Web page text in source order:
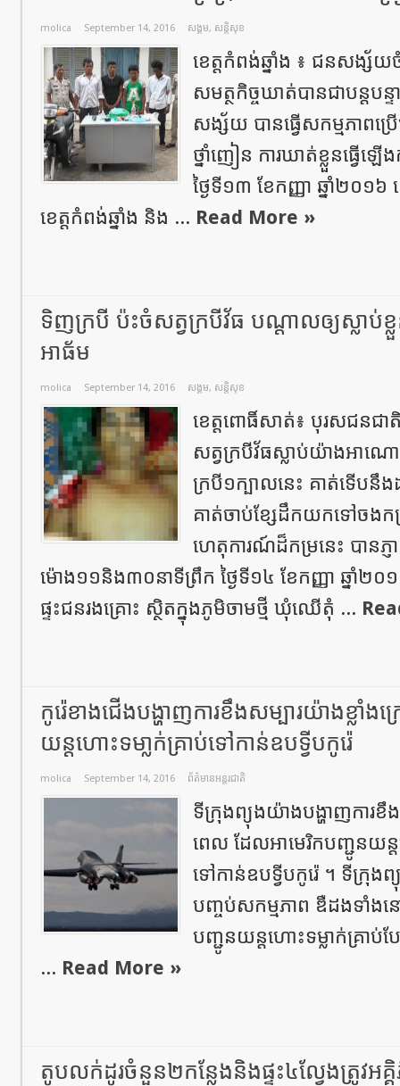
molica September 14, 2016 សង្គម, សន្តិសុខ
ខេត្តកំពង់ឆ្នាំង ៖ ជនសង្ស័យ
សមត្ថកិច្ចឃាត់បានជាបន្តប
សង្ស័យ បានធ្វើសកម្មភាពប្
ថ្នាំញៀន ការឃាត់ខ្លួនធ្វើ
ថ្ងៃទី១៣ ខែកញ្ញា ឆ្នាំ២០
ខេត្តកំពង់ឆ្នាំង និង ... Read More »
ទិញក្របី ប៉ះចំសត្វក្របីវ័ធ បណ្តាលឲ្យស្លា
អាធ័ម
molica September 14, 2016 សង្គម, សន្តិសុខ
ខេត្តពោធិ៍សាត់៖ បុរសជនជាតិខ្
សត្វក្របីវ័ធស្លាប់យ៉ាងអា
ក្របី១ក្បាលនេះ គាត់ទើបនឹ
គាត់ចាប់ខ្សែដឹកយកទៅចងកត្
ហេតុការណ៍ដ៏កម្រនេះ បានភ្ញ
ម៉ោង១១និង៣០នាទីព្រឹក ថ្ងៃទី១៤ ខែកញ្ញា ឆ្នាំ២
ផ្ទះជនរងគ្រោះ ស្ថិតក្នុងភូមិចាមថ្មី ឃុំឈើតុំ ...
កូរ៉េខាងជើងបង្ហាញការខឹងសម្បារយ៉ាងខ្លាំង
យន្តហោះទមា្លក់គ្រាប់ទៅកាន់ឧបទ្វីបកូរ៉េ
molica September 14, 2016 ព័ត៌មានអន្តរជាតិ
ទីក្រុងព្យុងយ៉ាងបង្ហាញការខឹ
ពេល ដែលអាមេរិកបញ្ជូនយន្ត
ទៅកាន់ឧបទ្វីបកូរ៉េ ។ ទីក្រុង
បញ្ចប់សកម្មភាព ឌឺដងទាំងន
បញ្ជូនយន្តហោះទម្លាក់គ្រាប់
... Read More »
តូបលក់ដូរចំនួន២កន្លែងនិងផ្ទះ៤ល្វែងត្រូវអគ្